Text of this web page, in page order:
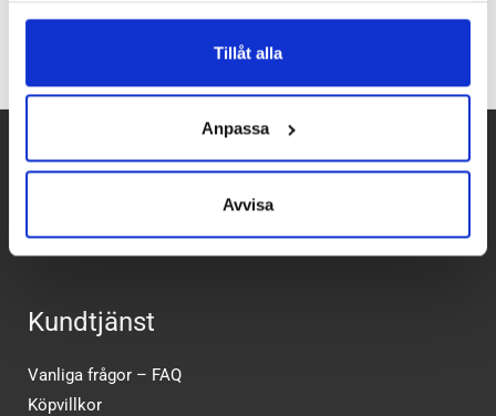
Tillåt alla
Anpassa
Avvisa
Betalpartner
Kundtjänst
Vanliga frågor – FAQ
Köpvillkor